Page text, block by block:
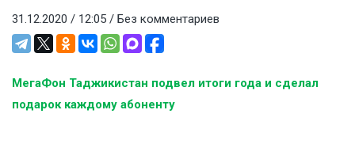
31.12.2020 / 12:05 / Без комментариев
МегаФон Таджикистан подвел итоги года и сделал
подарок каждому абоненту